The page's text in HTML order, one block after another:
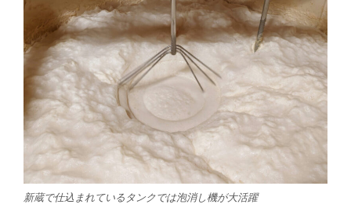
新蔵で仕込まれているタンクでは泡消し機が大活躍